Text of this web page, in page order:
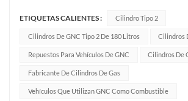
combustible que equilibren una alta
estricta seguridad estructural. Hoy,
ingeniería de f...
ETIQUETAS CALIENTES : Cilindro Tipo 2
Cilindros De GNC Tipo 2 De 180 Litros Cilindros
Repuestos Para Vehículos De GNC Cilindros De
Fabricante De Cilindros De Gas
Vehículos Que Utilizan GNC Como Combustible